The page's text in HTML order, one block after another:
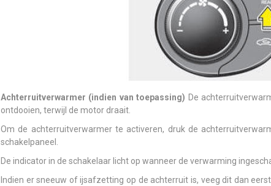
Achterruitverwarmer (indien van toepassing) De
ontdooien, terwijl de motor draait.
Om de achterruitverwarmer te activeren, druk de
schakelpaneel.
De indicator in de schakelaar licht op wanneer de verwarming
Indien er sneeuw of ijsafzetting op de achterruit is, veeg dit dan